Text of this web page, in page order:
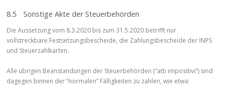
8.5 Sonstige Akte der Steuerbehörden
Die Aussetzung vom 8.3.2020 bis zum 31.5.2020 betrifft nur
vollstreckbare Festsetzungsbescheide, die Zahlungsbescheide der INPS
und Steuerzahlkarten.
Alle übrigen Beanstandungen der Steuerbehörden (“atti impositivi”) sind
dagegen binnen der “normalen” Fälligkeiten zu zahlen, wie etwa: